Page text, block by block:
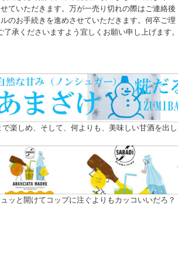
ていただきます。万が一売り切れの際はご連絡後
のお手続きを進めさせていただきます。何卒ご理
了承くださいますよう宜しくお願い申し上げます。
楽しめ、そして、何よりも、美味しい甘酒を出
ッと開けてコップに注ぐよりもカッコいいだろ？